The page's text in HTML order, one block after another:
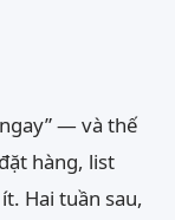
— và thế
hàng, list
Hai tuần sau,